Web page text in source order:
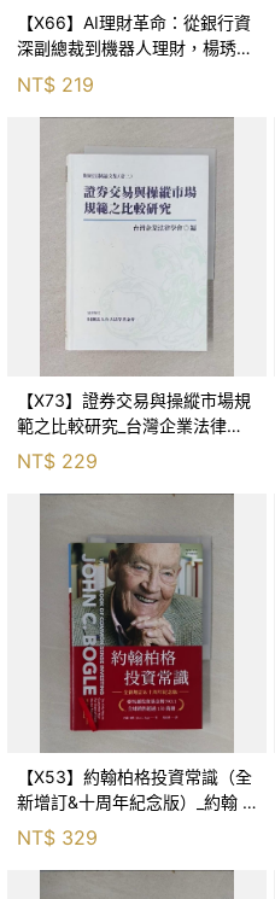
【X66】AI理財革命：從銀行資
深副總裁到機器人理財，楊琇惠
帶你看見財富的未來_楊琇惠, 沈
勤譽
NT$ 219
【X73】證券交易與操縱市場規
範之比較研究_台灣企業法律學
會編
NT$ 229
【X53】約翰柏格投資常識（全
新增訂&十周年紀念版）_約翰 ·
柏格, 黃嘉斌
NT$ 329